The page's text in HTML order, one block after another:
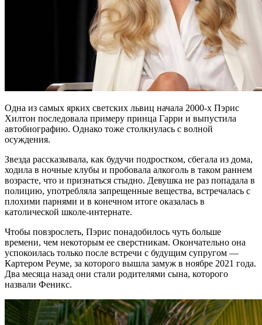
Одна из самых ярких светских львиц начала 2000-х Пэрис
Хилтон последовала примеру принца Гарри и выпустила
автобиографию. Однако тоже столкнулась с волной
осуждения.
Звезда рассказывала, как будучи подростком, сбегала из дома,
ходила в ночные клубы и пробовала алкоголь в таком раннем
возрасте, что и признаться стыдно. Девушка не раз попадала в
полицию, употребляла запрещенные вещества, встречалась с
плохими парнями и в конечном итоге оказалась в
католической школе-интернате.
Чтобы повзрослеть, Пэрис понадобилось чуть больше
времени, чем некоторым ее сверстникам. Окончательно она
успокоилась только после встречи с будущим супругом —
Картером Реуме, за которого вышла замуж в ноябре 2021 года.
Два месяца назад они стали родителями сына, которого
назвали Феникс.